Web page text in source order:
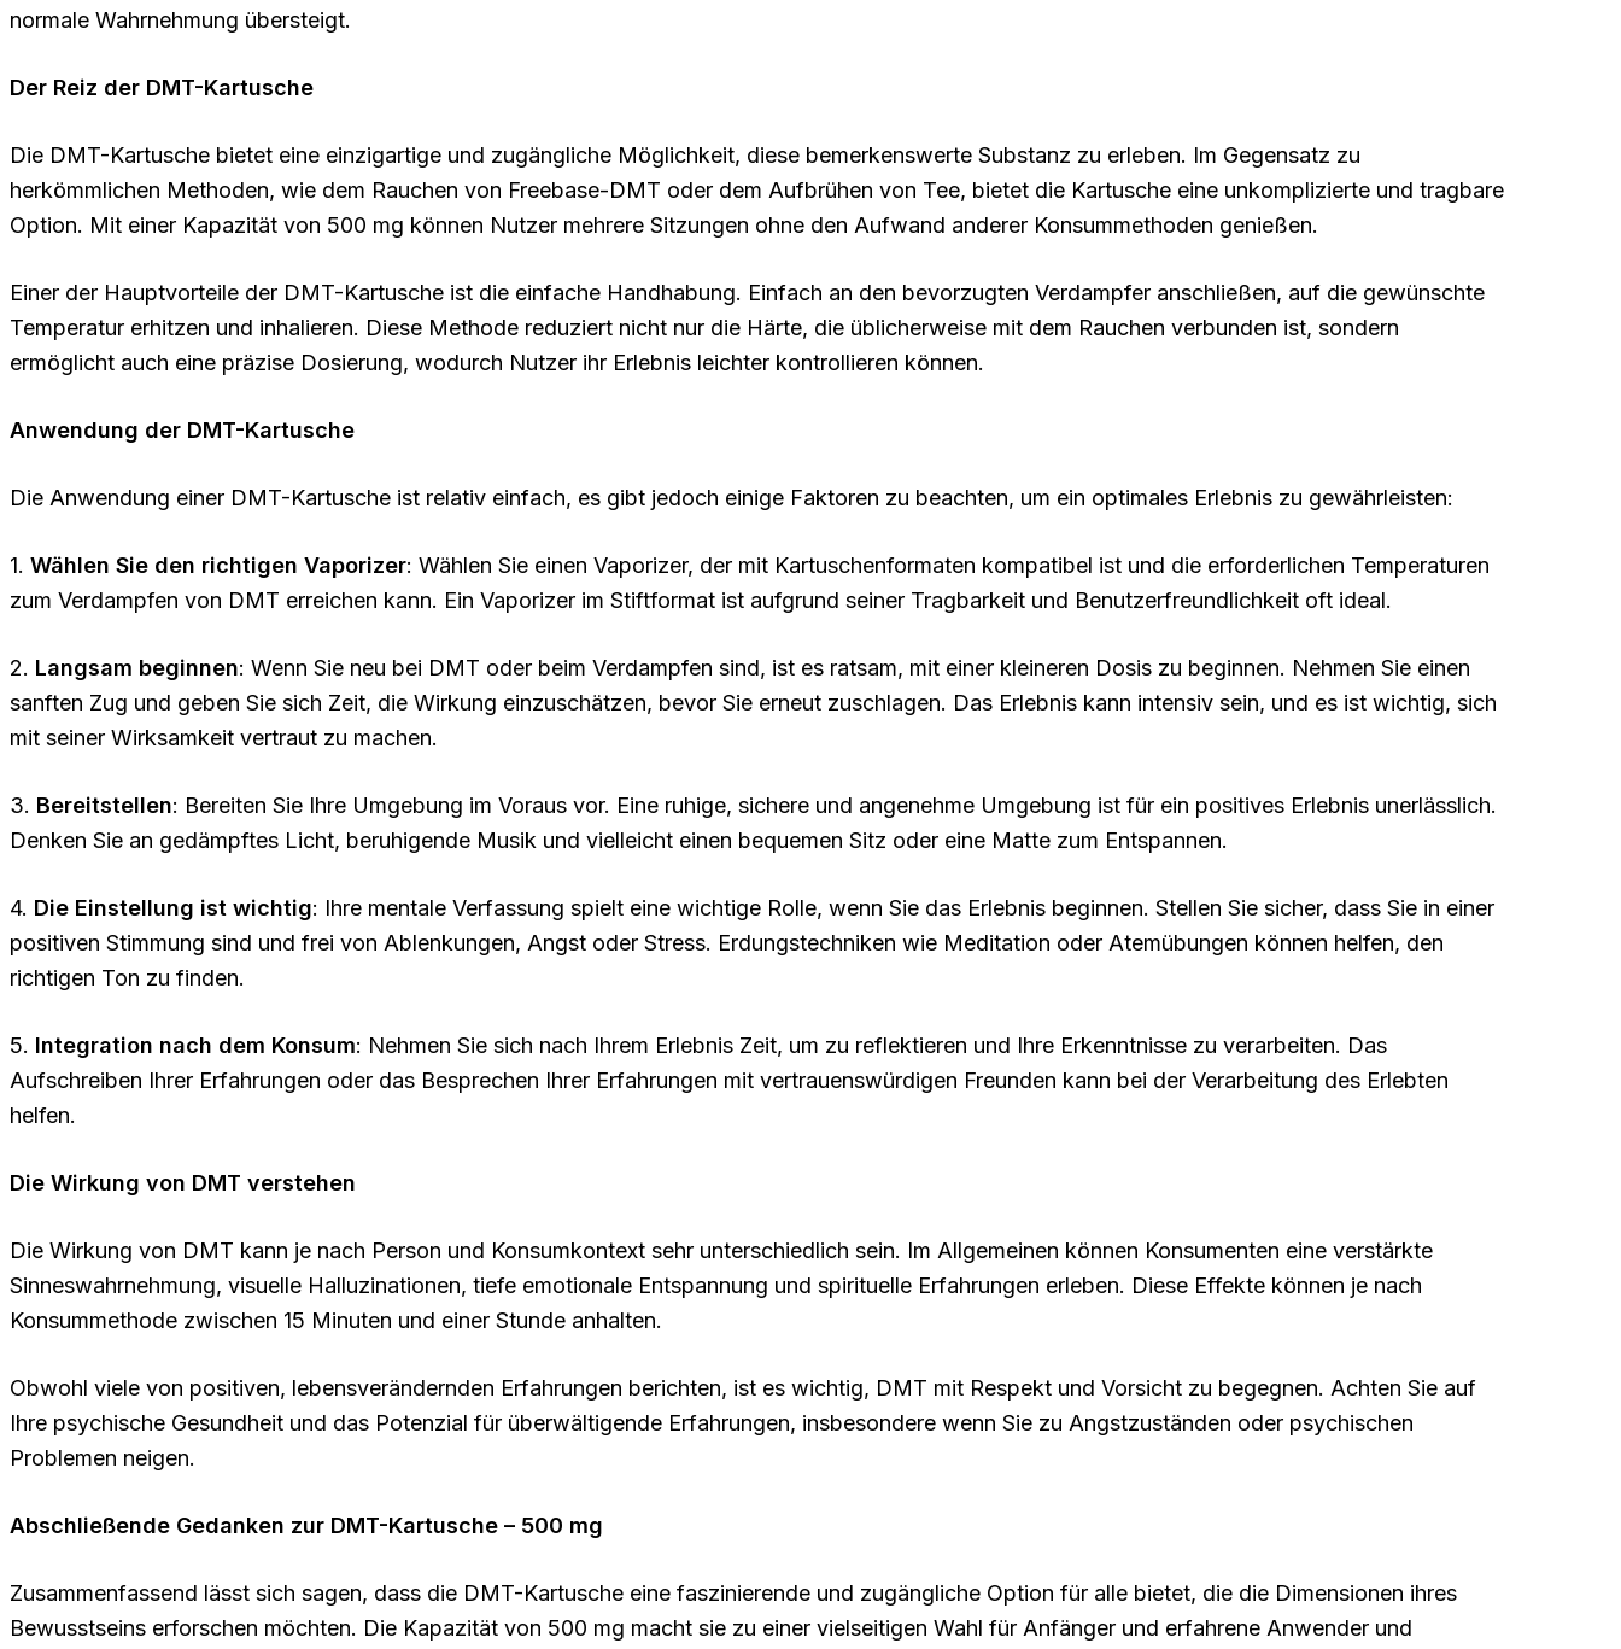
normale Wahrnehmung übersteigt.
Der Reiz der DMT-Kartusche
Die DMT-Kartusche bietet eine einzigartige und zugängliche Möglichkeit, diese bemerkenswerte Substanz zu erleben. Im Gegensatz zu
herkömmlichen Methoden, wie dem Rauchen von Freebase-DMT oder dem Aufbrühen von Tee, bietet die Kartusche eine unkomplizierte und tragbare
Option. Mit einer Kapazität von 500 mg können Nutzer mehrere Sitzungen ohne den Aufwand anderer Konsummethoden genießen.
Einer der Hauptvorteile der DMT-Kartusche ist die einfache Handhabung. Einfach an den bevorzugten Verdampfer anschließen, auf die gewünschte
Temperatur erhitzen und inhalieren. Diese Methode reduziert nicht nur die Härte, die üblicherweise mit dem Rauchen verbunden ist, sondern
ermöglicht auch eine präzise Dosierung, wodurch Nutzer ihr Erlebnis leichter kontrollieren können.
Anwendung der DMT-Kartusche
Die Anwendung einer DMT-Kartusche ist relativ einfach, es gibt jedoch einige Faktoren zu beachten, um ein optimales Erlebnis zu gewährleisten:
1. Wählen Sie den richtigen Vaporizer: Wählen Sie einen Vaporizer, der mit Kartuschenformaten kompatibel ist und die erforderlichen Temperaturen
zum Verdampfen von DMT erreichen kann. Ein Vaporizer im Stiftformat ist aufgrund seiner Tragbarkeit und Benutzerfreundlichkeit oft ideal.
2. Langsam beginnen: Wenn Sie neu bei DMT oder beim Verdampfen sind, ist es ratsam, mit einer kleineren Dosis zu beginnen. Nehmen Sie einen
sanften Zug und geben Sie sich Zeit, die Wirkung einzuschätzen, bevor Sie erneut zuschlagen. Das Erlebnis kann intensiv sein, und es ist wichtig, sich
mit seiner Wirksamkeit vertraut zu machen.
3. Bereitstellen: Bereiten Sie Ihre Umgebung im Voraus vor. Eine ruhige, sichere und angenehme Umgebung ist für ein positives Erlebnis unerlässlich.
Denken Sie an gedämpftes Licht, beruhigende Musik und vielleicht einen bequemen Sitz oder eine Matte zum Entspannen.
4. Die Einstellung ist wichtig: Ihre mentale Verfassung spielt eine wichtige Rolle, wenn Sie das Erlebnis beginnen. Stellen Sie sicher, dass Sie in einer
positiven Stimmung sind und frei von Ablenkungen, Angst oder Stress. Erdungstechniken wie Meditation oder Atemübungen können helfen, den
richtigen Ton zu finden.
5. Integration nach dem Konsum: Nehmen Sie sich nach Ihrem Erlebnis Zeit, um zu reflektieren und Ihre Erkenntnisse zu verarbeiten. Das
Aufschreiben Ihrer Erfahrungen oder das Besprechen Ihrer Erfahrungen mit vertrauenswürdigen Freunden kann bei der Verarbeitung des Erlebten
helfen.
Die Wirkung von DMT verstehen
Die Wirkung von DMT kann je nach Person und Konsumkontext sehr unterschiedlich sein. Im Allgemeinen können Konsumenten eine verstärkte
Sinneswahrnehmung, visuelle Halluzinationen, tiefe emotionale Entspannung und spirituelle Erfahrungen erleben. Diese Effekte können je nach
Konsummethode zwischen 15 Minuten und einer Stunde anhalten.
Obwohl viele von positiven, lebensverändernden Erfahrungen berichten, ist es wichtig, DMT mit Respekt und Vorsicht zu begegnen. Achten Sie auf
Ihre psychische Gesundheit und das Potenzial für überwältigende Erfahrungen, insbesondere wenn Sie zu Angstzuständen oder psychischen
Problemen neigen.
Abschließende Gedanken zur DMT-Kartusche – 500 mg
Zusammenfassend lässt sich sagen, dass die DMT-Kartusche eine faszinierende und zugängliche Option für alle bietet, die die Dimensionen ihres
Bewusstseins erforschen möchten. Die Kapazität von 500 mg macht sie zu einer vielseitigen Wahl für Anfänger und erfahrene Anwender und